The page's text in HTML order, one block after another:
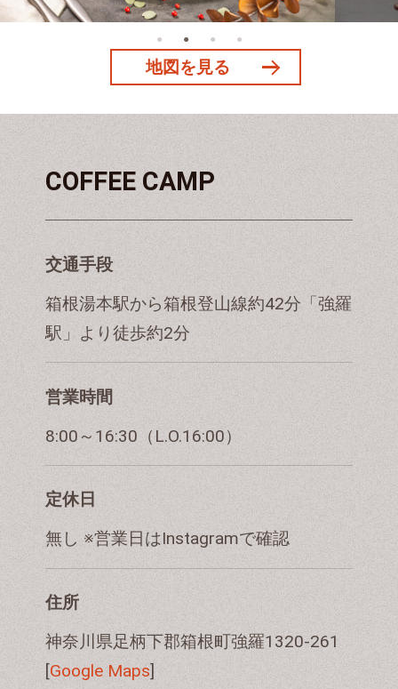
地図を見る
COFFEE CAMP
交通手段
箱根湯本駅から箱根登山線約42分「強羅
駅」より徒歩約2分
営業時間
8:00～16:30（L.O.16:00）
定休日
無し ※営業日はInstagramで確認
住所
神奈川県足柄下郡箱根町強羅1320-261
[Google Maps]